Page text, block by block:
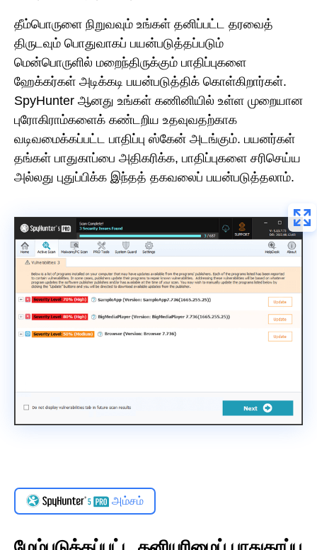
தீம்பொருளை நிறுவவும் உங்கள் தனிப்பட்ட தரவைத்
திருடவும் பொதுவாகப் பயன்படுத்தப்படும்
மென்பொருளில் மறைந்திருக்கும் பாதிப்புகளை
ஹேக்கர்கள் அடிக்கடி பயன்படுத்திக் கொள்கிறார்கள்.
SpyHunter ஆனது உங்கள் கணினியில் உள்ள முறையான
புரோகிராம்களைக் கண்டறிய உதவுவதற்காக
வடிவமைக்கப்பட்ட பாதிப்பு ஸ்கேன் அடங்கும். பயனர்கள்
தங்கள் பாதுகாப்பை அதிகரிக்க, பாதிப்புகளை சரிசெய்ய
அல்லது புதுப்பிக்க இந்தத் தகவலைப் பயன்படுத்தலாம்.
அம்சம்